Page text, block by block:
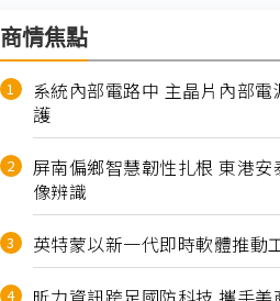
商情焦點
系統內部電路中 主晶片內部電
護
屏南偏鄉智慧韌性扎根 東港安
像辨識
英特蒙以新一代即時軟體推動